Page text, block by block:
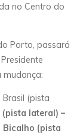
no Centro do
Porto, passará
mudança:
(pista
lateral) –
Bicalho (pista